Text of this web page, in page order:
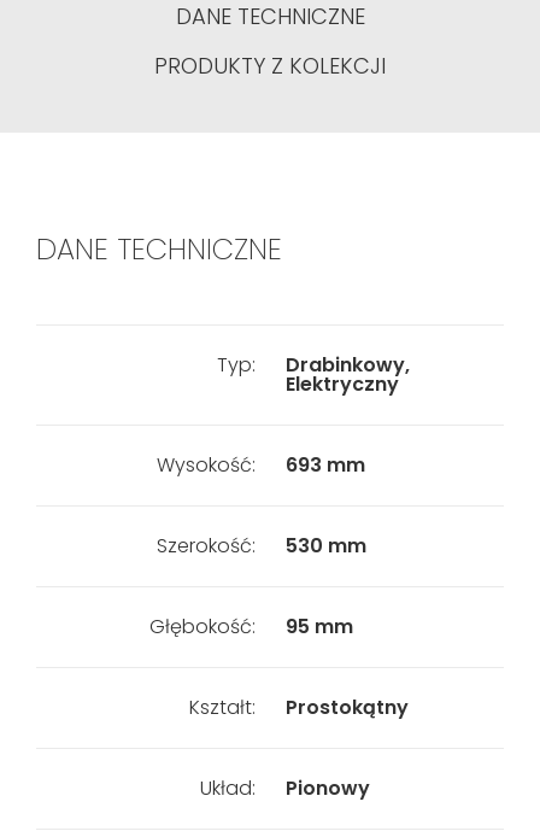
DANE TECHNICZNE
PRODUKTY Z KOLEKCJI
DANE TECHNICZNE
Typ: Drabinkowy,
Elektryczny
Wysokość: 693 mm
Szerokość: 530 mm
Głębokość: 95 mm
Kształt: Prostokątny
Układ: Pionowy